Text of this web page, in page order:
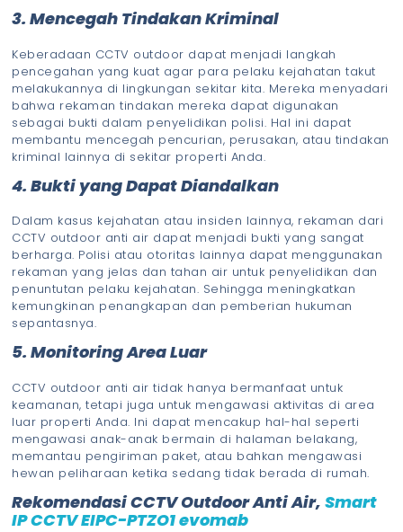
3. Mencegah Tindakan Kriminal
Keberadaan CCTV outdoor dapat menjadi langkah
pencegahan yang kuat agar para pelaku kejahatan takut
melakukannya di lingkungan sekitar kita. Mereka menyadari
bahwa rekaman tindakan mereka dapat digunakan
sebagai bukti dalam penyelidikan polisi. Hal ini dapat
membantu mencegah pencurian, perusakan, atau tindakan
kriminal lainnya di sekitar properti Anda.
4. Bukti yang Dapat Diandalkan
Dalam kasus kejahatan atau insiden lainnya, rekaman dari
CCTV outdoor anti air dapat menjadi bukti yang sangat
berharga. Polisi atau otoritas lainnya dapat menggunakan
rekaman yang jelas dan tahan air untuk penyelidikan dan
penuntutan pelaku kejahatan. Sehingga meningkatkan
kemungkinan penangkapan dan pemberian hukuman
sepantasnya.
5. Monitoring Area Luar
CCTV outdoor anti air tidak hanya bermanfaat untuk
keamanan, tetapi juga untuk mengawasi aktivitas di area
luar properti Anda. Ini dapat mencakup hal-hal seperti
mengawasi anak-anak bermain di halaman belakang,
memantau pengiriman paket, atau bahkan mengawasi
hewan peliharaan ketika sedang tidak berada di rumah.
Rekomendasi CCTV Outdoor Anti Air,Smart
IP CCTV EIPC-PTZO1 evomab